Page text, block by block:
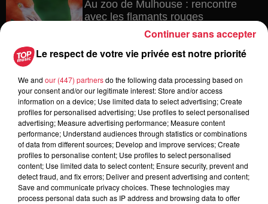
Au zoo de Mulhouse : rencontre
avec les flamants rouges
Les dernières infos sur la venue du
pape à Metz en septembre
5 août 2026
Europa-Park : des précisons sur
l’après Euro-Mir
Le respect de votre vie privée est notre priorité
We and our (447) partnersdo the following data processing based on
your consent and/or our legitimate interest: Store and/or access
information on a device; Use limited data to select advertising; Create
profiles for personalised advertising; Use profiles to select personalised
advertising; Measure advertising performance; Measure content
performance; Understand audiences through statistics or combinations
of data from different sources; Develop and improve services; Create
profiles to personalise content; Use profiles to select personalised
content; Use limited data to select content; Ensure security, prevent and
detect fraud, and fix errors; Deliver and present advertising and content;
Save and communicate privacy choices. These technologies may
process personal data such as IP address and browsing data to offer
Continuer sans accepter